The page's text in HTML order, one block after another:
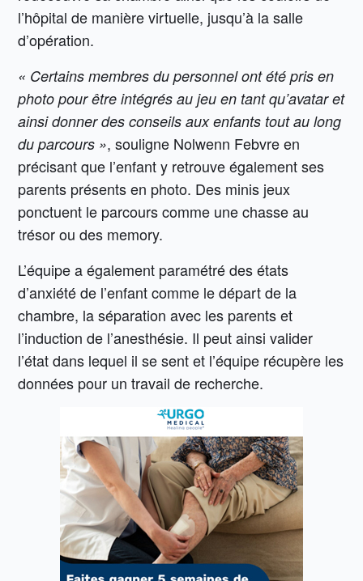
l’hôpital de manière virtuelle, jusqu’à la salle
d’opération.
« Certains membres du personnel ont été pris en
photo pour être intégrés au jeu en tant qu’avatar et
ainsi donner des conseils aux enfants tout au long
du parcours », souligne Nolwenn Febvre en
précisant que l’enfant y retrouve également ses
parents présents en photo. Des minis jeux
ponctuent le parcours comme une chasse au
trésor ou des memory.
L’équipe a également paramétré des états
d’anxiété de l’enfant comme le départ de la
chambre, la séparation avec les parents et
l’induction de l’anesthésie. Il peut ainsi valider
l’état dans lequel il se sent et l’équipe récupère les
données pour un travail de recherche.